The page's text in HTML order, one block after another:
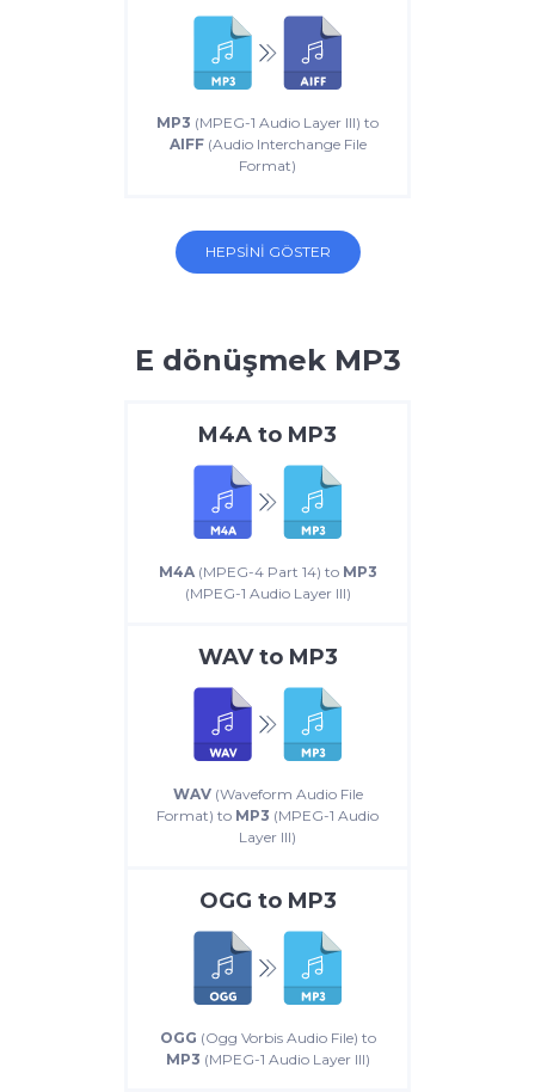
MP3 (MPEG-1 Audio Layer III) to
AIFF(Audio Interchange File
Format)
HEPSINI GÖSTER
E dönüşmek MP3
M4A to MP3
M4A(MPEG-4 Part 14) to MP3
(MPEG-1 Audio Layer III)
WAVto MP3
WAV(Waveform Audio File
Format) to MP3 (MPEG-1 Audio
Layer III)
OGG to MP3
OGG (Ogg Vorbis Audio File) to
MP3 (MPEG-1 Audio Layer III)